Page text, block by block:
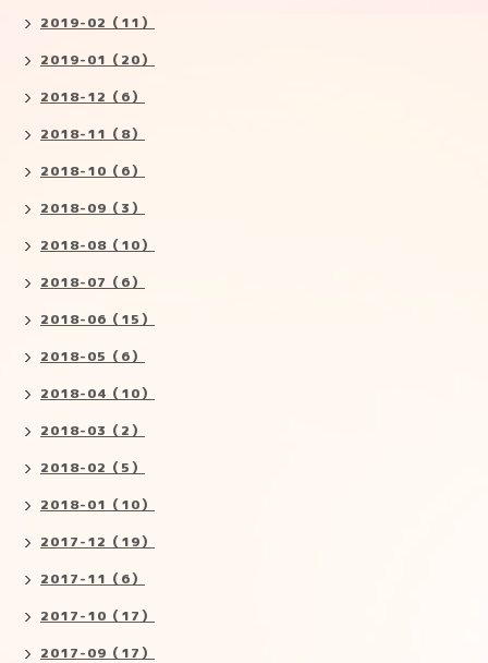
2019-02（11）
2019-01（20）
2018-12（6）
2018-11（8）
2018-10（6）
2018-09（3）
2018-08（10）
2018-07（6）
2018-06（15）
2018-05（6）
2018-04（10）
2018-03（2）
2018-02（5）
2018-01（10）
2017-12（19）
2017-11（6）
2017-10（17）
2017-09（17）